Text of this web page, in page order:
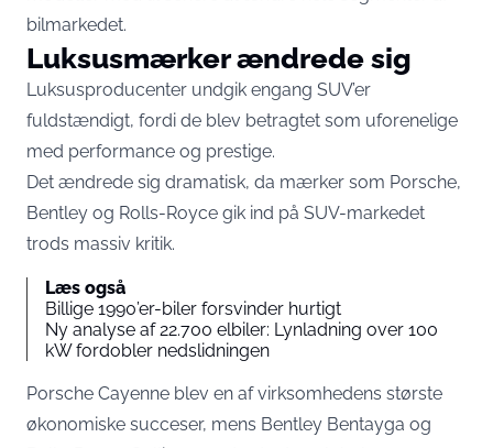
bilmarkedet.
Luksusmærker ændrede sig
Luksusproducenter undgik engang SUV’er
fuldstændigt, fordi de blev betragtet som uforenelige
med performance og prestige.
Det ændrede sig dramatisk, da mærker som Porsche,
Bentley og Rolls-Royce gik ind på SUV-markedet
trods massiv kritik.
Læs også
Billige 1990’er-biler forsvinder hurtigt
Ny analyse af 22.700 elbiler: Lynladning over 100
kW fordobler nedslidningen
Porsche Cayenne blev en af virksomhedens største
økonomiske succeser, mens Bentley Bentayga og